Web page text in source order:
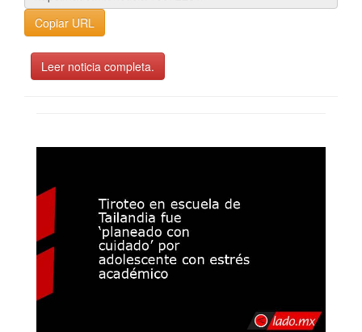
Copiar URL
Leer noticia completa.